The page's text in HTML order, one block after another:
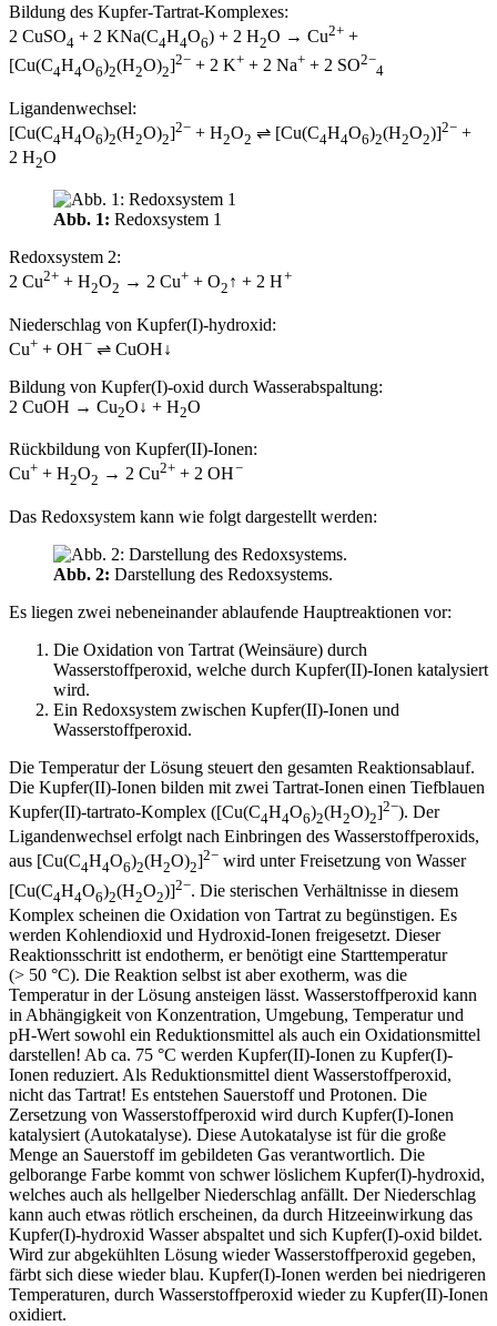
Bildung des Kupfer‑Tartrat‑Komplexes:
2 CuSO4 + 2 KNa(C4H4O6) + 2 H2O → Cu2+ +
[Cu(C4H4O6)2(H2O)2]2− + 2 K+ + 2 Na+ + 2 SO2−
4
Ligandenwechsel:
[Cu(C4H4O6)2(H2O)2]2− + H2O2 ⇌ [Cu(C4H4O6)2(H2O2)]2− +
2 H2O
Abb. 1: Redoxsystem 1
Redoxsystem 2:
2 Cu2+ + H2O2 → 2 Cu+ + O2 ↑ + 2 H+
Niederschlag von Kupfer(I)-hydroxid:
Cu+ + OH− ⇌ CuOH↓
Bildung von Kupfer(I)-oxid durch Wasserabspaltung:
2 CuOH → Cu2O↓ + H2O
Rückbildung von Kupfer(II)-Ionen:
Cu+ + H2O2 → 2 Cu2+ + 2 OH−
Das Redoxsystem kann wie folgt dargestellt werden:
Abb. 2: Darstellung des Redoxsystems.
Es liegen zwei nebeneinander ablaufende Hauptreaktionen vor:
Die Oxidation von Tartrat (Weinsäure) durch
Wasserstoffperoxid, welche durch Kupfer(II)-Ionen katalysiert
wird.
Ein Redoxsystem zwischen Kupfer(II)-Ionen und
Wasserstoffperoxid.
Die Temperatur der Lösung steuert den gesamten Reaktionsablauf.
Die Kupfer(II)-Ionen bilden mit zwei Tartrat‑Ionen einen Tiefblauen
Kupfer(II)-tartrato‑Komplex ([Cu(C4H4O6)2(H2O)2]2−). Der
Ligandenwechsel erfolgt nach Einbringen des Wasserstoffperoxids,
aus [Cu(C4H4O6)2(H2O)2]2− wird unter Freisetzung von Wasser
[Cu(C4H4O6)2(H2O2)]2−. Die sterischen Verhältnisse in diesem
Komplex scheinen die Oxidation von Tartrat zu begünstigen. Es
werden Kohlendioxid und Hydroxid‑Ionen freigesetzt. Dieser
Reaktionsschritt ist endotherm, er benötigt eine Starttemperatur
(> 50 °C). Die Reaktion selbst ist aber exotherm, was die
Temperatur in der Lösung ansteigen lässt. Wasserstoffperoxid kann
in Abhängigkeit von Konzentration, Umgebung, Temperatur und
pH‑Wert sowohl ein Reduktionsmittel als auch ein Oxidationsmittel
darstellen! Ab ca. 75 °C werden Kupfer(II)-Ionen zu Kupfer(I)-
Ionen reduziert. Als Reduktionsmittel dient Wasserstoffperoxid,
nicht das Tartrat! Es entstehen Sauerstoff und Protonen. Die
Zersetzung von Wasserstoffperoxid wird durch Kupfer(I)-Ionen
katalysiert (Autokatalyse). Diese Autokatalyse ist für die große
Menge an Sauerstoff im gebildeten Gas verantwortlich. Die
gelborange Farbe kommt von schwer löslichem Kupfer(I)-hydroxid,
welches auch als hellgelber Niederschlag anfällt. Der Niederschlag
kann auch etwas rötlich erscheinen, da durch Hitzeeinwirkung das
Kupfer(I)-hydroxid Wasser abspaltet und sich Kupfer(I)-oxid bildet.
Wird zur abgekühlten Lösung wieder Wasserstoffperoxid gegeben,
färbt sich diese wieder blau. Kupfer(I)-Ionen werden bei niedrigeren
Temperaturen, durch Wasserstoffperoxid wieder zu Kupfer(II)-Ionen
oxidiert.